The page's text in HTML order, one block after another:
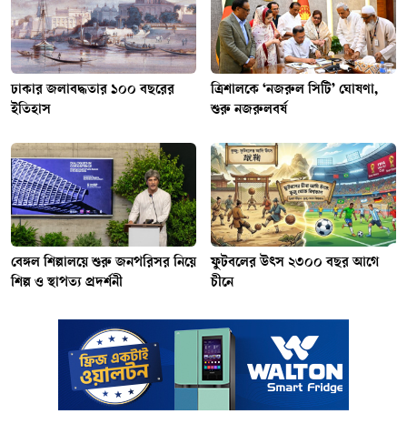
ঢাকার জলাবদ্ধতার ১০০ বছরের
ইতিহাস
ত্রিশালকে ‘নজরুল সিটি’ ঘোষণা,
শুরু নজরুলবর্ষ
বেঙ্গল শিল্পালয়ে শুরু জনপরিসর নিয়ে
শিল্প ও স্থাপত্য প্রদর্শনী
ফুটবলের উৎস ২৩০০ বছর আগে
চীনে